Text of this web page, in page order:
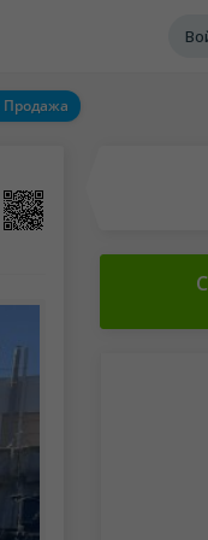
Продажа